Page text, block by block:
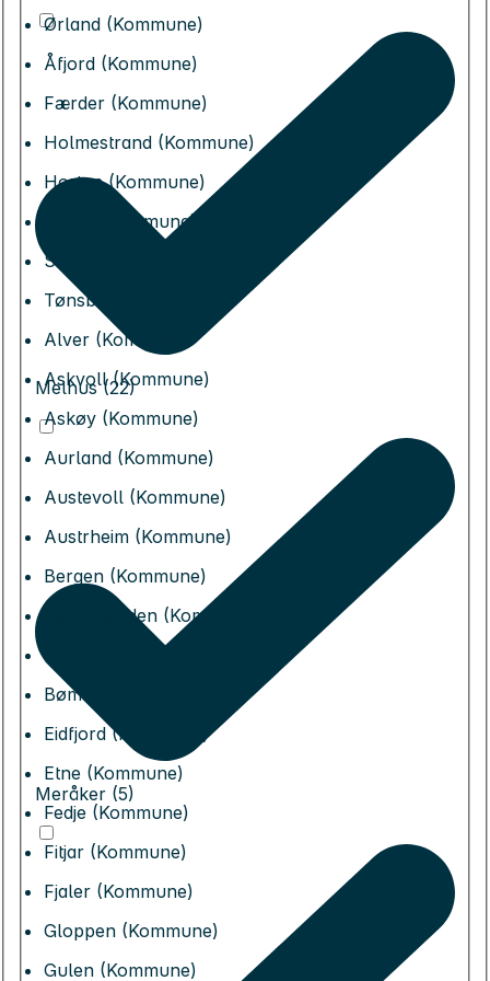
Ørland (Kommune)
Åfjord (Kommune)
Færder (Kommune)
Holmestrand (Kommune)
Horten (Kommune)
Larvik (Kommune)
Sandefjord (Kommune)
Tønsberg (Kommune)
Alver (Kommune)
Askvoll (Kommune)
Askøy (Kommune)
Aurland (Kommune)
Austevoll (Kommune)
Austrheim (Kommune)
Bergen (Kommune)
Bjørnafjorden (Kommune)
Bremanger (Kommune)
Bømlo (Kommune)
Eidfjord (Kommune)
Etne (Kommune)
Fedje (Kommune)
Fitjar (Kommune)
Fjaler (Kommune)
Gloppen (Kommune)
Gulen (Kommune)
Melhus (22)
Meråker (5)